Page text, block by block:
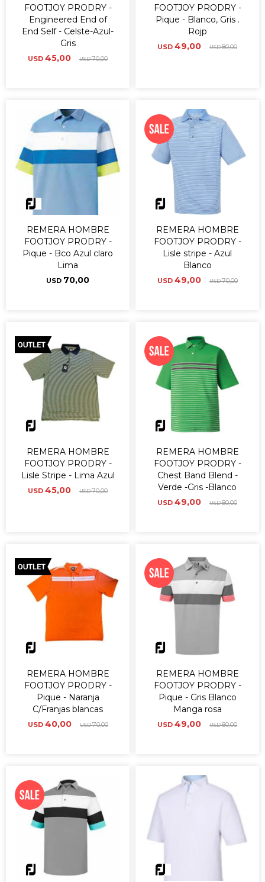
FOOTJOY PRODRY -
Engineered End of
End Self - Celste-Azul-
Gris
USD 45,00 USD70,00
FOOTJOY PRODRY -
Pique - Blanco, Gris .
Rojp
USD 49,00 USD80,00
REMERA HOMBRE
FOOTJOY PRODRY -
Pique - Bco Azul claro
Lima
USD 70,00
REMERA HOMBRE
FOOTJOY PRODRY -
Lisle stripe - Azul
Blanco
USD 49,00 USD70,00
REMERA HOMBRE
FOOTJOY PRODRY -
Lisle Stripe - Lima Azul
USD 45,00 USD70,00
REMERA HOMBRE
FOOTJOY PRODRY -
Chest Band Blend -
Verde -Gris -Blanco
USD 49,00 USD80,00
REMERA HOMBRE
FOOTJOY PRODRY -
Pique - Naranja
C/Franjas blancas
USD 40,00 USD70,00
REMERA HOMBRE
FOOTJOY PRODRY -
Pique - Gris Blanco
Manga rosa
USD 49,00 USD80,00